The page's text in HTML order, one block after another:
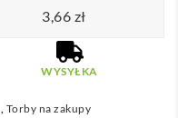
3,66 zł
WYSYŁKA
, Torby na zakupy